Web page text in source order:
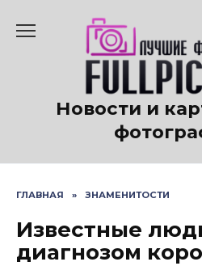
содержанию
Новости и
ГЛАВНАЯ » ЗНАМЕНИТОСТИ
Известные
диагнозом